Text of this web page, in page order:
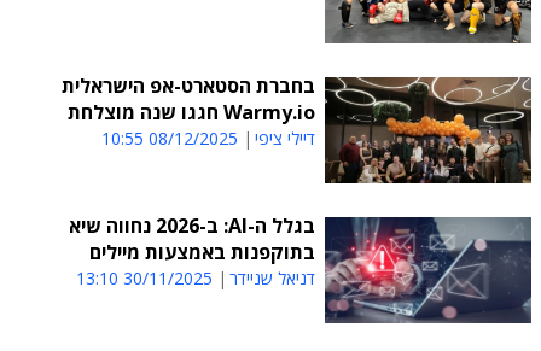
בחברת הסטארט-אפ הישראלית
Warmy.io חגגו שנה מוצלחת
דיילי ציפי 08/12/2025 10:55
בגלל ה-AI: ב-2026 נחווה שיא
בתוקפנות באמצעות מיילים
דניאל שניידר 30/11/2025 13:10